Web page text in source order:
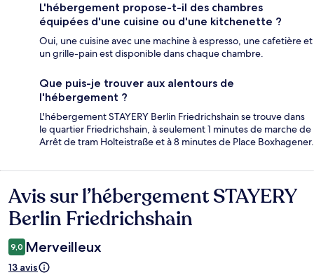
L'hébergement propose-t-il des chambres
équipées d'une cuisine ou d'une kitchenette ?
Oui, une cuisine avec une machine à espresso, une cafetière et
un grille-pain est disponible dans chaque chambre.
Que puis-je trouver aux alentours de
l'hébergement ?
L'hébergement STAYERY Berlin Friedrichshain se trouve dans
le quartier Friedrichshain, à seulement 1 minutes de marche de
Arrêt de tram Holteistraße et à 8 minutes de Place Boxhagener.
Avis
Avis sur l’hébergement STAYERY
Berlin Friedrichshain
9,0 Merveilleux
13 avis